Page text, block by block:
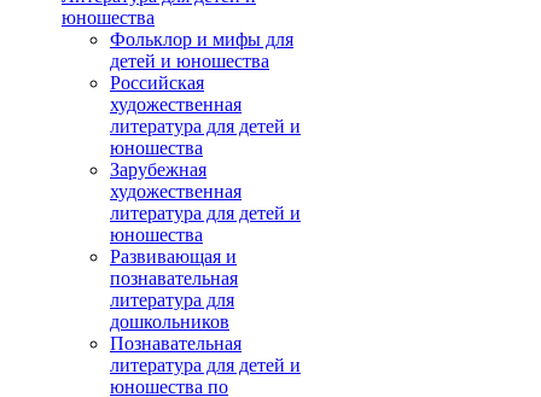
юношества
Фольклор и мифы для
детей и юношества
Российская
художественная
литература для детей и
юношества
Зарубежная
художественная
литература для детей и
юношества
Развивающая и
познавательная
литература для
дошкольников
Познавательная
литература для детей и
юношества по